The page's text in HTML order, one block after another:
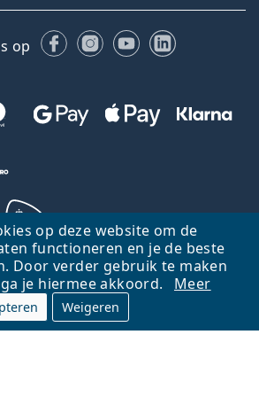
op deze website om de
functioneren en je de beste
Door verder gebruik te maken
je hiermee akkoord.
Meer
Weigeren
op FacebookInstagram
YouTubeLinkedIn
de homepagina
Ga omhoog
van en wordt beheerd door Lentiamo s.r.o.,
Hier al 18 jaar voor jou.